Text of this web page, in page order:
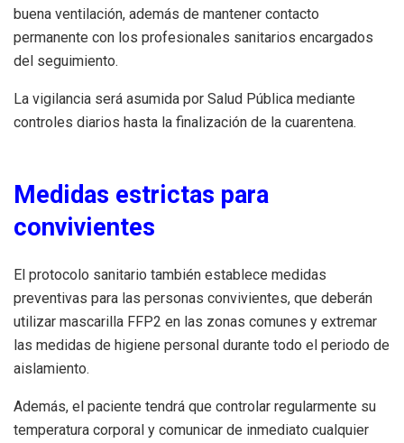
buena ventilación, además de mantener contacto
permanente con los profesionales sanitarios encargados
del seguimiento.
La vigilancia será asumida por Salud Pública mediante
controles diarios hasta la finalización de la cuarentena.
Medidas estrictas para
convivientes
El protocolo sanitario también establece medidas
preventivas para las personas convivientes, que deberán
utilizar mascarilla FFP2 en las zonas comunes y extremar
las medidas de higiene personal durante todo el periodo de
aislamiento.
Además, el paciente tendrá que controlar regularmente su
temperatura corporal y comunicar de inmediato cualquier